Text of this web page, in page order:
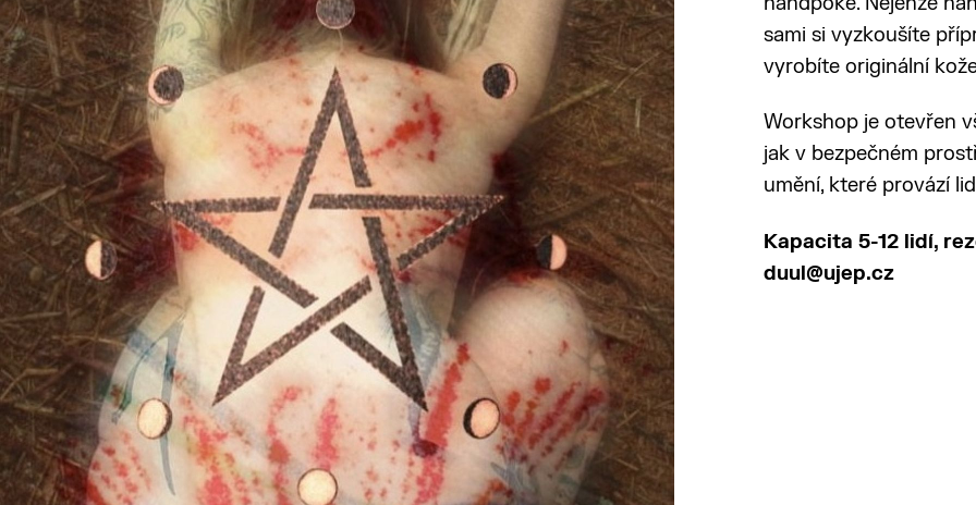
sami si vyzkoušíte
vyrobíte originální
Workshop je otevřen
jak v bezpečném
umění, které provází
Kapacita 5-12 lidí,
duul@ujep.cz